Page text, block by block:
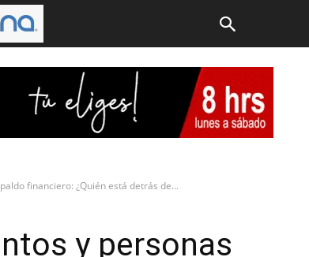
financiero: ¿Quién está detrás de...
y personas